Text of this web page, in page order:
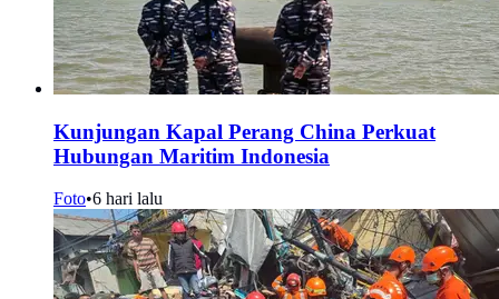
Kunjungan Kapal Perang China Perkuat
Hubungan Maritim Indonesia
Foto•6 hari lalu